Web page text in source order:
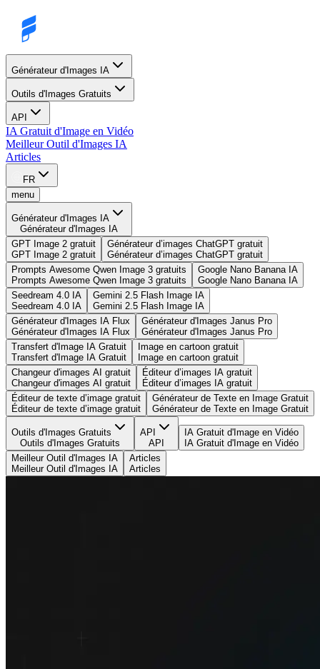
Générateur d'Images IA
Outils d'Images Gratuits
API
IA Gratuit d'Image en Vidéo
Meilleur Outil d'Images IA
Articles
FR
menu
Générateur d'Images IA
Générateur d'Images IA
GPT Image 2 gratuit
GPT Image 2 gratuit
Générateur d’images ChatGPT gratuit
Générateur d’images ChatGPT gratuit
Prompts Awesome Qwen Image 3 gratuits
Prompts Awesome Qwen Image 3 gratuits
Google Nano Banana IA
Google Nano Banana IA
Seedream 4.0 IA
Seedream 4.0 IA
Gemini 2.5 Flash Image IA
Gemini 2.5 Flash Image IA
Générateur d'Images IA Flux
Générateur d'Images IA Flux
Générateur d'Images Janus Pro
Générateur d'Images Janus Pro
Transfert d'Image IA Gratuit
Transfert d'Image IA Gratuit
Image en cartoon gratuit
Image en cartoon gratuit
Changeur d'images AI gratuit
Changeur d'images AI gratuit
Éditeur d’images IA gratuit
Éditeur d’images IA gratuit
Éditeur de texte d’image gratuit
Éditeur de texte d’image gratuit
Générateur de Texte en Image Gratuit
Générateur de Texte en Image Gratuit
Outils d'Images Gratuits
Outils d'Images Gratuits
API
API
IA Gratuit d'Image en Vidéo
IA Gratuit d'Image en Vidéo
Meilleur Outil d'Images IA
Meilleur Outil d'Images IA
Articles
Articles